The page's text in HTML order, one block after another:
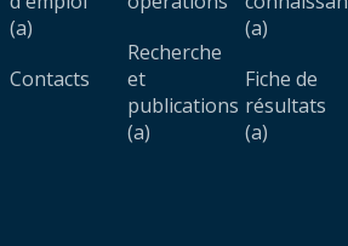
(a)
Contacts
Recherche
et
publications
(a)
(a)
Fiche de
résultats
(a)